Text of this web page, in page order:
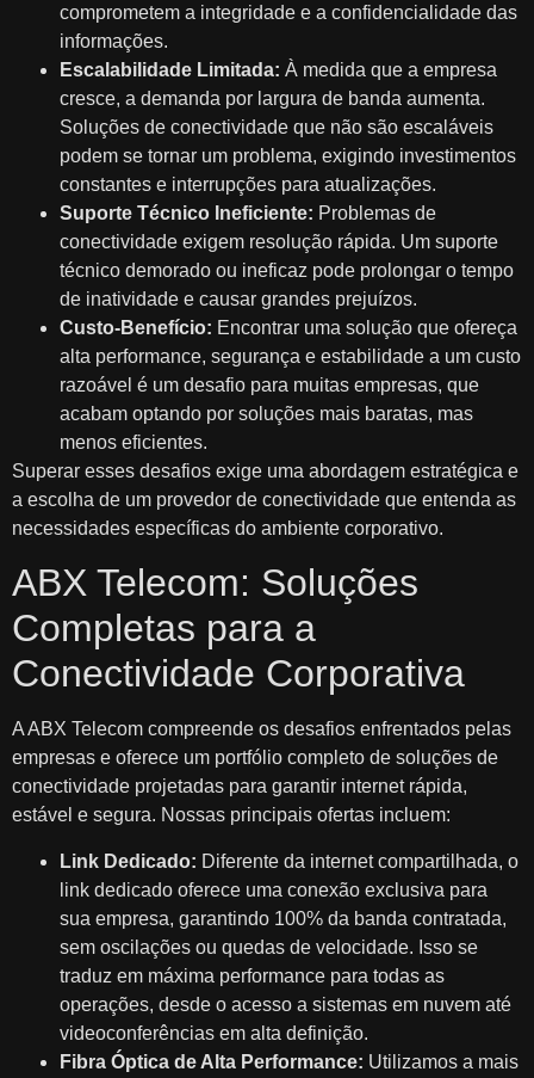
comprometem a integridade e a confidencialidade das
informações.
Escalabilidade Limitada: À medida que a empresa
cresce, a demanda por largura de banda aumenta.
Soluções de conectividade que não são escaláveis
podem se tornar um problema, exigindo investimentos
constantes e interrupções para atualizações.
Suporte Técnico Ineficiente: Problemas de
conectividade exigem resolução rápida. Um suporte
técnico demorado ou ineficaz pode prolongar o tempo
de inatividade e causar grandes prejuízos.
Custo-Benefício: Encontrar uma solução que ofereça
alta performance, segurança e estabilidade a um custo
razoável é um desafio para muitas empresas, que
acabam optando por soluções mais baratas, mas
menos eficientes.
Superar esses desafios exige uma abordagem estratégica e
a escolha de um provedor de conectividade que entenda as
necessidades específicas do ambiente corporativo.
ABX Telecom: Soluções
Completas para a
Conectividade Corporativa
A ABX Telecom compreende os desafios enfrentados pelas
empresas e oferece um portfólio completo de soluções de
conectividade projetadas para garantir internet rápida,
estável e segura. Nossas principais ofertas incluem:
Link Dedicado: Diferente da internet compartilhada, o
link dedicado oferece uma conexão exclusiva para
sua empresa, garantindo 100% da banda contratada,
sem oscilações ou quedas de velocidade. Isso se
traduz em máxima performance para todas as
operações, desde o acesso a sistemas em nuvem até
videoconferências em alta definição.
Fibra Óptica de Alta Performance: Utilizamos a mais